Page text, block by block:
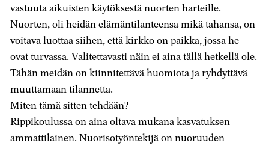
vastuuta aikuisten käytöksestä nuorten harteille.
Nuorten, oli heidän elämäntilanteensa mikä tahansa, on
voitava luottaa siihen, että kirkko on paikka, jossa he
ovat turvassa. Valitettavasti näin ei aina tällä hetkellä ole.
Tähän meidän on kiinnitettävä huomiota ja ryhdyttävä
muuttamaan tilannetta.
Miten tämä sitten tehdään?
Rippikoulussa on aina oltava mukana kasvatuksen
ammattilainen. Nuorisotyöntekijä on nuoruuden